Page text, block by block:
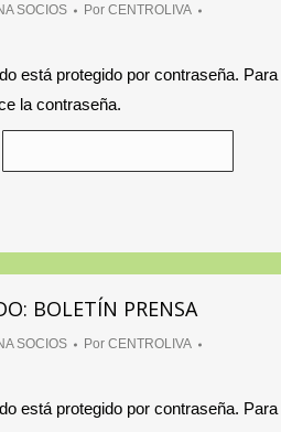
SOCIOS Por CENTROLIVA
está protegido por contraseña. Para
la contraseña.
BOLETÍN PRENSA
SOCIOS Por CENTROLIVA
está protegido por contraseña. Para